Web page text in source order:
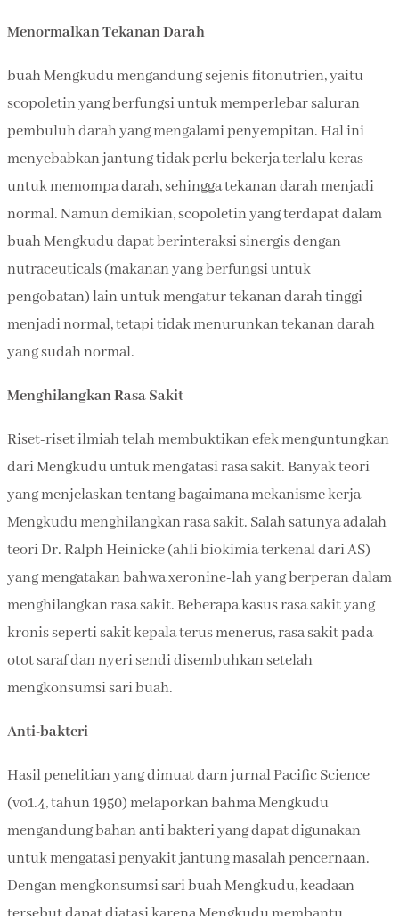
Menormalkan Tekanan Darah
buah Mengkudu mengandung sejenis fitonutrien, yaitu
scopoletin yang berfungsi untuk memperlebar saluran
pembuluh darah yang mengalami penyempitan. Hal ini
menyebabkan jantung tidak perlu bekerja terlalu keras
untuk memompa darah, sehingga tekanan darah menjadi
normal. Namun demikian, scopoletin yang terdapat dalam
buah Mengkudu dapat berinteraksi sinergis dengan
nutraceuticals (makanan yang berfungsi untuk
pengobatan) lain untuk mengatur tekanan darah tinggi
menjadi normal, tetapi tidak menurunkan tekanan darah
yang sudah normal.
Menghilangkan Rasa Sakit
Riset-riset ilmiah telah membuktikan efek menguntungkan
dari Mengkudu untuk mengatasi rasa sakit. Banyak teori
yang menjelaskan tentang bagaimana mekanisme kerja
Mengkudu menghilangkan rasa sakit. Salah satunya adalah
teori Dr. Ralph Heinicke (ahli biokimia terkenal dari AS)
yang mengatakan bahwa xeronine-lah yang berperan dalam
menghilangkan rasa sakit. Beberapa kasus rasa sakit yang
kronis seperti sakit kepala terus menerus, rasa sakit pada
otot saraf dan nyeri sendi disembuhkan setelah
mengkonsumsi sari buah.
Anti-bakteri
Hasil penelitian yang dimuat darn jurnal Pacific Science
(vo1.4, tahun 1950) melaporkan bahma Mengkudu
mengandung bahan anti bakteri yang dapat digunakan
untuk mengatasi penyakit jantung masalah pencernaan.
Dengan mengkonsumsi sari buah Mengkudu, keadaan